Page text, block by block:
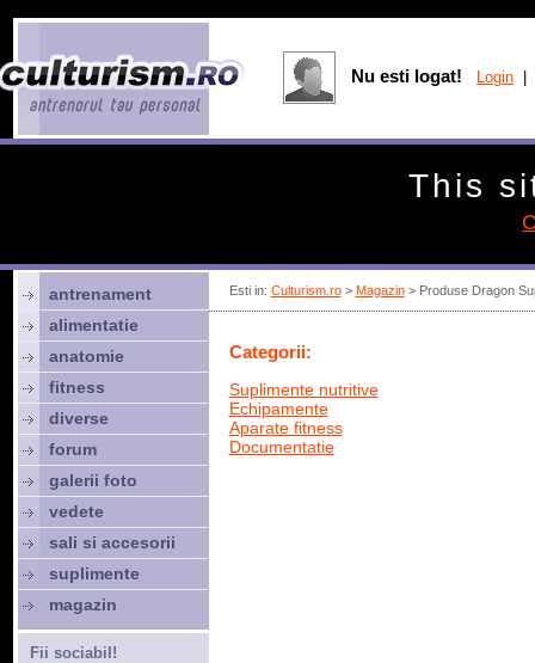
Esti in: Culturism.ro> Magazin> Produse Dragon
Categorii:
Suplimente nutritive
Echipamente
Aparate fitness
Documentatie
antrenament
alimentatie
anatomie
fitness
diverse
forum
galerii foto
vedete
sali si accesorii
suplimente
magazin
Fii sociabil!
Nu esti logat! Login
This